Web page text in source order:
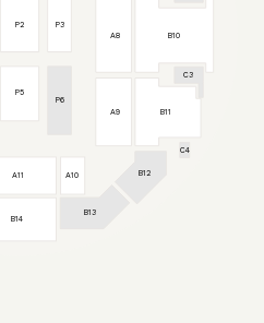
B10
A8
A9 B11
P2 P3
P5
P6
C3
C4
B12
B13
A10
A11
B14